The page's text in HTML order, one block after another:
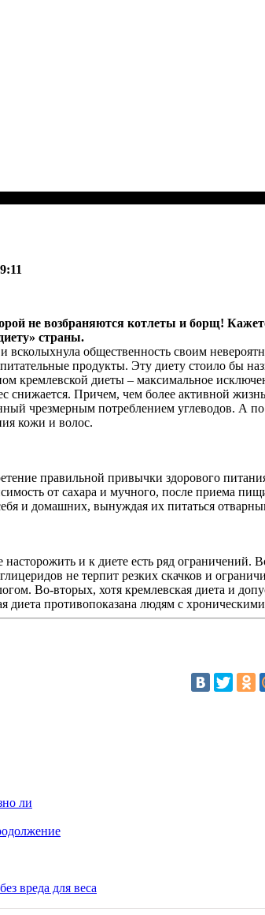
не возбраняются котлеты и борщ!
страны.
и всколыхнула общественность своим
продукты. Эту диету стоило бы
кремлевской диеты – максимальное
снижается. Причем, чем более активной
чрезмерным потреблением углеводов. А
кожи и волос.
правильной привычки здорового
от сахара и мучного, после приема
и домашних, вынуждая их питаться
и к диете есть ряд
не терпит резких скачков и
Во-вторых, хотя кремлевская диета и
диета противопоказана людям с
ли
вреда для веса